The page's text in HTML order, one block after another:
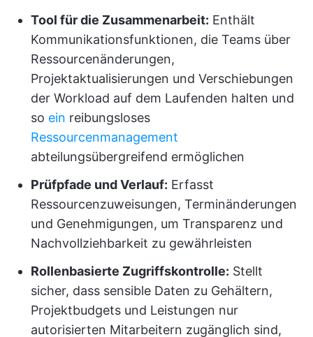
Tool für die Zusammenarbeit: Enthält
Kommunikationsfunktionen, die Teams über
Ressourcenänderungen,
Projektaktualisierungen und Verschiebungen
der Workload auf dem Laufenden halten und
so ein reibungsloses
Ressourcenmanagement
abteilungsübergreifend ermöglichen
Prüfpfade und Verlauf: Erfasst
Ressourcenzuweisungen, Terminänderungen
und Genehmigungen, um Transparenz und
Nachvollziehbarkeit zu gewährleisten
Rollenbasierte Zugriffskontrolle: Stellt
sicher, dass sensible Daten zu Gehältern,
Projektbudgets und Leistungen nur
autorisierten Mitarbeitern zugänglich sind,